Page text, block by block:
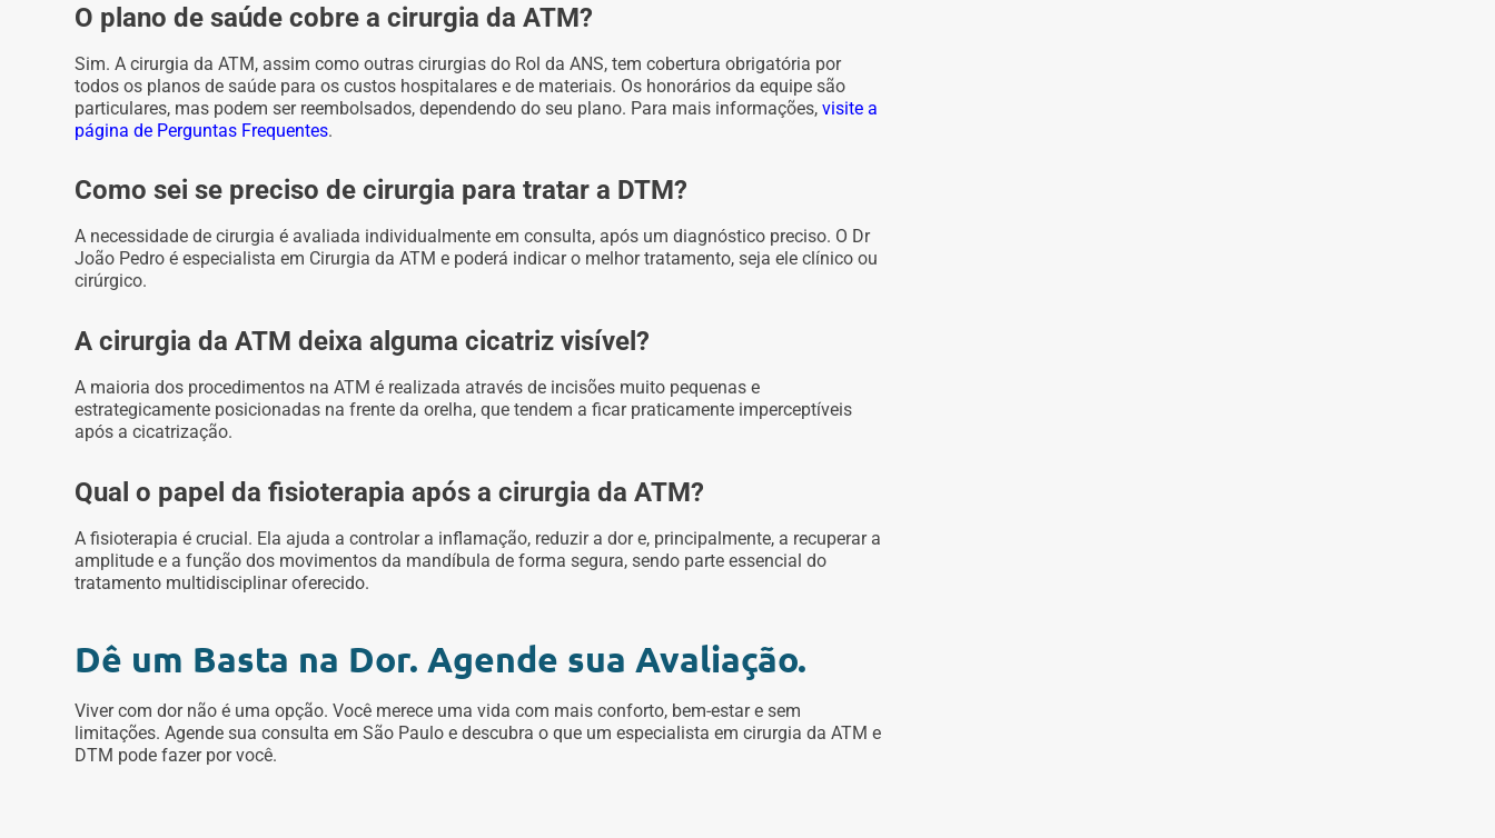
O plano de saúde cobre a cirurgia da ATM?
Sim. A cirurgia da ATM, assim como outras cirurgias do Rol da ANS, tem cobertura obrigatória por
todos os planos de saúde para os custos hospitalares e de materiais. Os honorários da equipe são
particulares, mas podem ser reembolsados, dependendo do seu plano. Para mais informações,visite a
página de Perguntas Frequentes.
Como sei se preciso de cirurgia para tratar a DTM?
A necessidade de cirurgia é avaliada individualmente em consulta, após um diagnóstico preciso. O Dr
João Pedro é especialista em Cirurgia da ATM e poderá indicar o melhor tratamento, seja ele clínico ou
cirúrgico.
A cirurgia da ATM deixa alguma cicatriz visível?
A maioria dos procedimentos na ATM é realizada através de incisões muito pequenas e
estrategicamente posicionadas na frente da orelha, que tendem a ficar praticamente imperceptíveis
após a cicatrização.
Qual o papel da fisioterapia após a cirurgia da ATM?
A fisioterapia é crucial. Ela ajuda a controlar a inflamação, reduzir a dor e, principalmente, a recuperar a
amplitude e a função dos movimentos da mandíbula de forma segura, sendo parte essencial do
tratamento multidisciplinar oferecido.
Dê um Basta na Dor. Agende sua Avaliação.
Viver com dor não é uma opção. Você merece uma vida com mais conforto, bem-estar e sem
limitações. Agende sua consulta em São Paulo e descubra o que um especialista em cirurgia da ATM e
DTM pode fazer por você.